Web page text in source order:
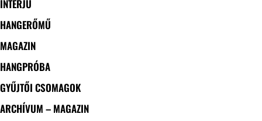
INTERJÚ
HANGERŐMŰ
MAGAZIN
HANGPRÓBA
GYŰJTŐI CSOMAGOK
ARCHÍVUM – MAGAZIN